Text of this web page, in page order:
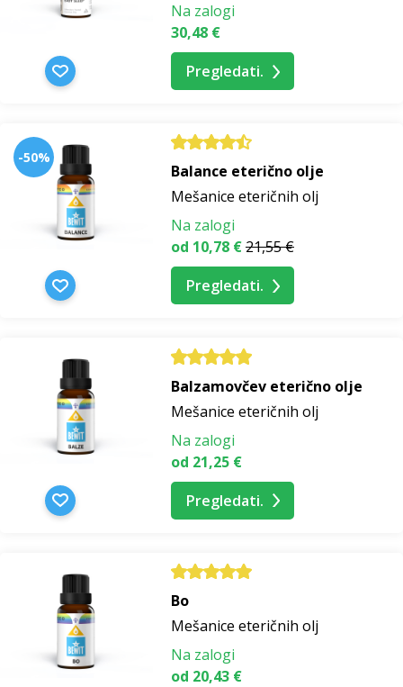
Na zalogi
30,48 €
Pregledati.
-50%
Balance eterično olje
Mešanice eteričnih olj
Na zalogi
od 10,78 €21,55 €
Pregledati.
Balzamovčev eterično olje
Mešanice eteričnih olj
Na zalogi
od 21,25 €
Pregledati.
Bo
Mešanice eteričnih olj
Na zalogi
od 20,43 €